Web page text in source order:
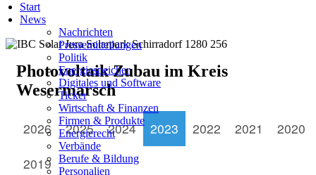
Start
News
Nachrichten
Pressemitteilungen
Politik
Energiespeicher
Digitales und Software
Ticker
Wirtschaft & Finanzen
Firmen & Produkte
Energierecht
Verbände
Berufe & Bildung
Personalien
Photovoltaik Zubau im Kreis
Wesermarsch
2026 2025 2024 2023 2022 2021
2020
2019